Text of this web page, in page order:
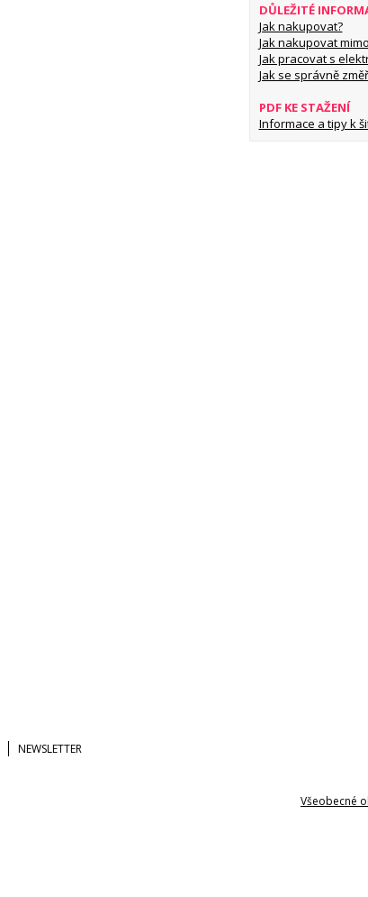
DŮLEŽITÉ
Jak nakupovat?
Jak nakupovat
Jak pracovat s
Jak se správně
PDF KE STAŽENÍ
Informace a tipy k
NEWSLETTER
Všeobecné